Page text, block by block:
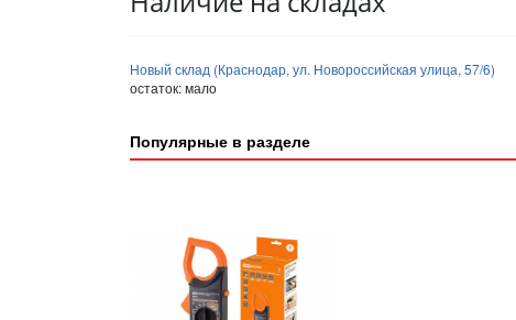
Новый склад (Краснодар, ул. Новороссийская улица, 57/6)
остаток:мало
Популярные в разделе